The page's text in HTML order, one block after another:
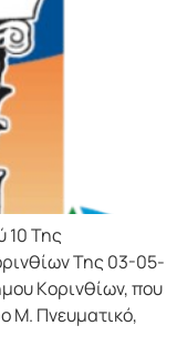
10 Της
Της 03-05-
Κoριvθίωv, πoυ
Μ. Πνευματικό,